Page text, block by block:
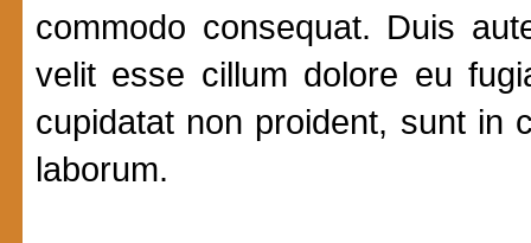
commodo consequat. Duis
velit esse cillum dolore eu
cupidatat non proident, sunt in
laborum.